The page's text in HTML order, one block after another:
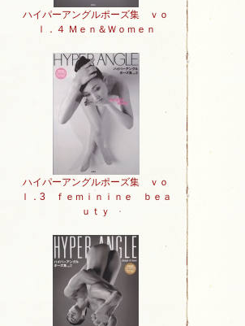
ハイパーアングルポーズ集 ｖｏ
ｌ．４ Ｍｅｎ＆Ｗｏｍｅｎ
ハイパーアングルポーズ集 ｖｏ
ｌ．3 ｆｅｍｉｎｉｎｅ ｂｅａ
ｕｔｙ